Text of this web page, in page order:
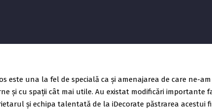
este una la fel de specială ca și amenajarea de care ne-
și cu spații cât mai utile. Au existat modificări
și echipa talentată de la iDecorate păstrarea acestui